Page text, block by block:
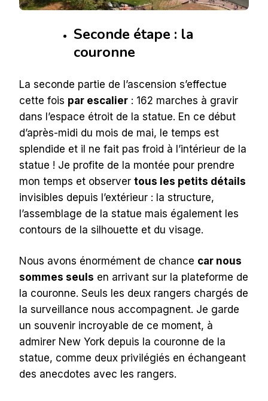
Seconde étape : la
couronne
La seconde partie de l’ascension s’effectue
cette fois par escalier : 162 marches à gravir
dans l’espace étroit de la statue. En ce début
d’après-midi du mois de mai, le temps est
splendide et il ne fait pas froid à l’intérieur de la
statue ! Je profite de la montée pour prendre
mon temps et observer tous les petits détails
invisibles depuis l’extérieur : la structure,
l’assemblage de la statue mais également les
contours de la silhouette et du visage.
Nous avons énormément de chance car nous
sommes seuls en arrivant sur la plateforme de
la couronne. Seuls les deux rangers chargés de
la surveillance nous accompagnent. Je garde
un souvenir incroyable de ce moment, à
admirer New York depuis la couronne de la
statue, comme deux privilégiés en échangeant
des anecdotes avec les rangers.